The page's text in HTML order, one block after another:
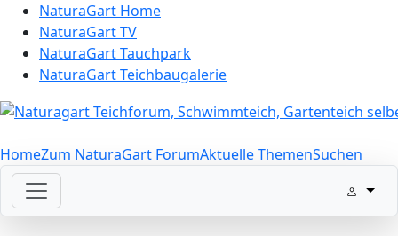
NaturaGart Home
NaturaGart TV
NaturaGart Tauchpark
NaturaGart Teichbaugalerie
HomeZum NaturaGart ForumAktuelle ThemenSuchen